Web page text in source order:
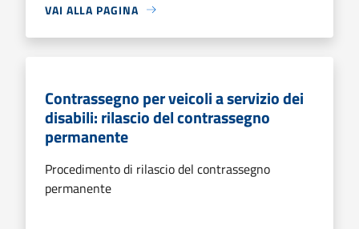
VAI ALLA PAGINA
Contrassegno per veicoli a servizio dei
disabili: rilascio del contrassegno
permanente
Procedimento di rilascio del contrassegno
permanente